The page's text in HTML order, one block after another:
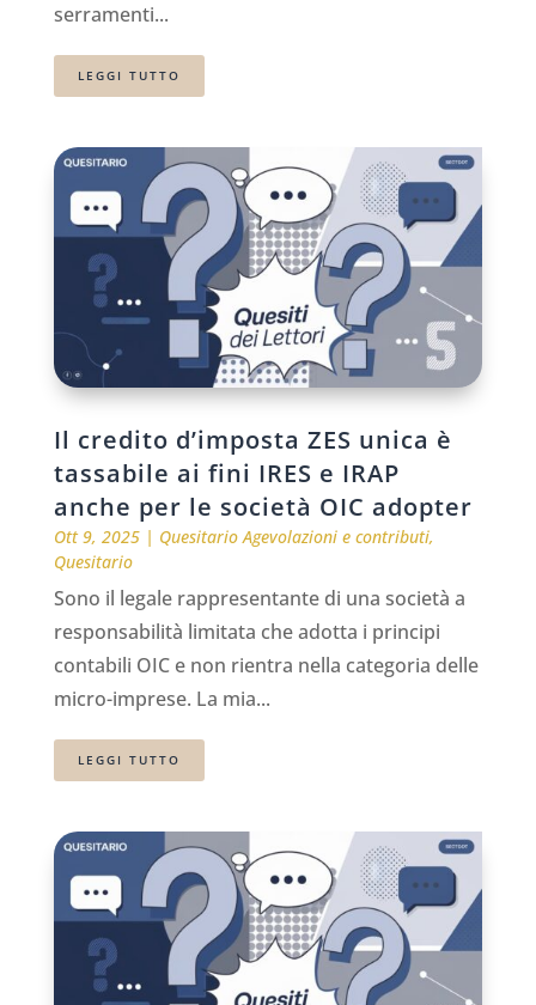
serramenti...
LEGGI TUTTO
Il credito d’imposta ZES unica è
tassabile ai fini IRES e IRAP
anche per le società OIC adopter
Ott 9, 2025| Quesitario Agevolazioni e contributi,
Quesitario
Sono il legale rappresentante di una società a
responsabilità limitata che adotta i principi
contabili OIC e non rientra nella categoria delle
micro-imprese. La mia...
LEGGI TUTTO